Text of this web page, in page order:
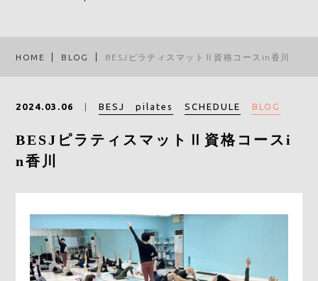
HOME BLOG BESJピラティスマットⅡ資格コースin香川
2024.03.06 BESJ pilates SCHEDULE BLOG
BESJピラティスマットⅡ資格コースi
n香川
090-1326-3602
RESERVE